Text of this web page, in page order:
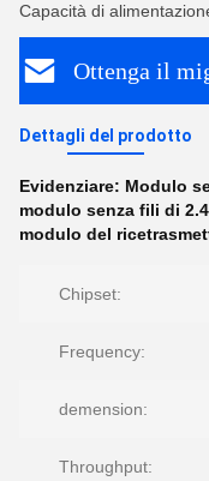
Capacità di
Ottenga il
Dettagli del prodotto
Evidenziare: Modulo
modulo senza fili di
modulo del
Chipset:
Frequency:
demension:
Throughput: